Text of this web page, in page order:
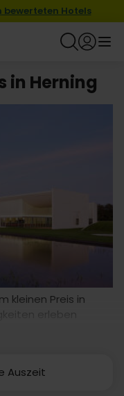
bewerteten Hotels
in Herning
kleinen Preis in
erleben
in einem von
in Herning-
Auszeit